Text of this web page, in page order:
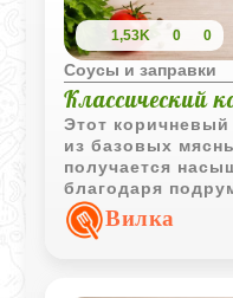
1,53K 0 0
Соусы и заправки
Классический
Этот коричневый
из базовых
получается
благодаря
мясному соку
Вилка